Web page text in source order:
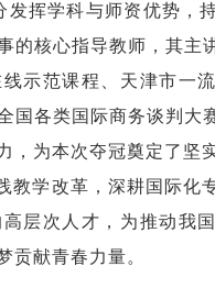
挥学科与师资优势，
的核心指导教师，其主
示范课程、天津市一
国各类国际商务谈判大
，为本次夺冠奠定了坚
教学改革，深耕国际化
层次人才，为推动我
贡献青春力量。